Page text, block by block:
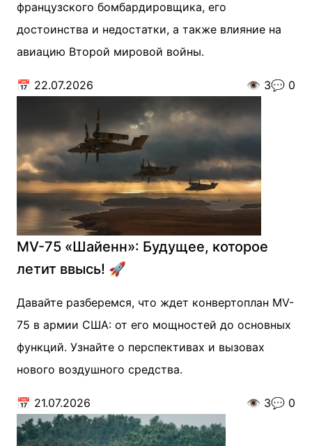
французского бомбардировщика, его
достоинства и недостатки, а также влияние на
авиацию Второй мировой войны.
📅 22.07.2026 👁️ 3💬 0
MV-75 «Шайенн»: Будущее, которое
летит ввысь! 🚀
Давайте разберемся, что ждет конвертоплан MV-
75 в армии США: от его мощностей до основных
функций. Узнайте о перспективах и вызовах
нового воздушного средства.
📅 21.07.2026 👁️ 3💬 0